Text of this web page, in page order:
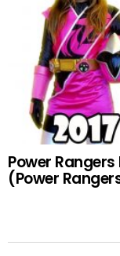
Power
(Power